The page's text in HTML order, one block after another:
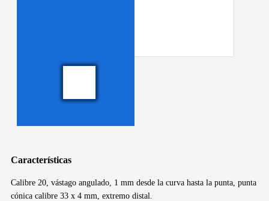
Características
Calibre 20, vástago angulado, 1 mm desde la curva hasta la punta, punta
cónica calibre 33 x 4 mm, extremo distal.